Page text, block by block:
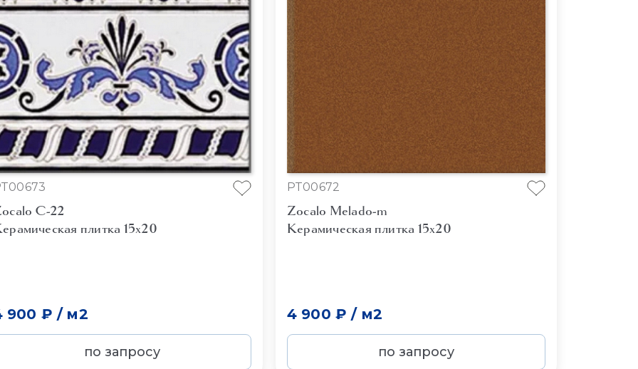
C-22
плитка 15x20
900 ₽ / м2
по запросу
PT00672
Zocalo Melado-m
Керамическая плитка 15x20
4 900 ₽ / м2
по запросу